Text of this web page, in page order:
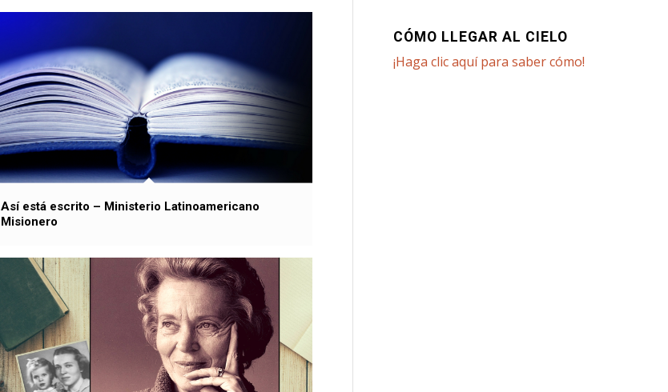
Así está escrito – Ministerio Latinoamericano
Misionero
CÓMO LLEGAR AL CIELO
¡Haga clic aquí para saber cómo!